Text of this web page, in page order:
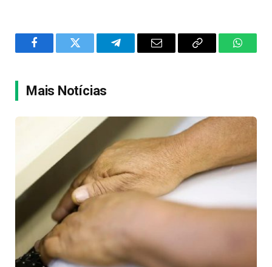
FacebookTwitter TelegramEmail
Copy
Mais Notícias